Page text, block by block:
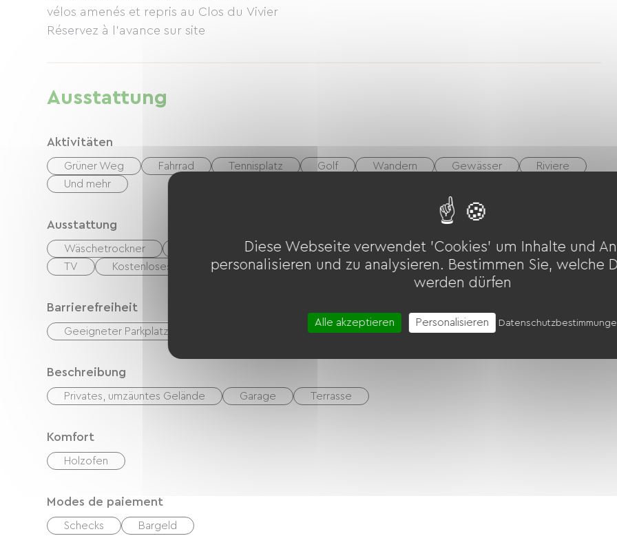
vélos amenés et repris au Clos du Vivier
Réservez à l'avance sur site
Ausstattung
Aktivitäten
Grüner Weg Fahrrad Tennisplatz Golf Wandern Gewässer
Riviere
Und mehr
Ausstattung
Wäschetrockner Waschmaschine Bügelausrüstung Fön Gartenmöbel
TNT
TV
Kostenloses WLAN
Barrierefreiheit
Geeigneter Parkplatz Geeignete Unterkunft
Beschreibung
Privates, umzäuntes Gelände Garage Terrasse
Komfort
Holzofen
Modes de paiement
Schecks Bargeld
Diese Webseite verwendet 'Cookies' um Inhalte und
personalisieren und zu analysieren. Bestimmen Sie, welche
werden dürfen
Alle akzeptieren Personalisieren